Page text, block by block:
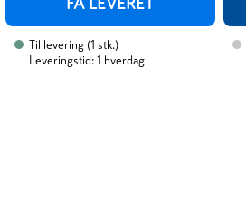
FÅ LEVERET
Til levering (1 stk.)
Leveringstid: 1 hverdag